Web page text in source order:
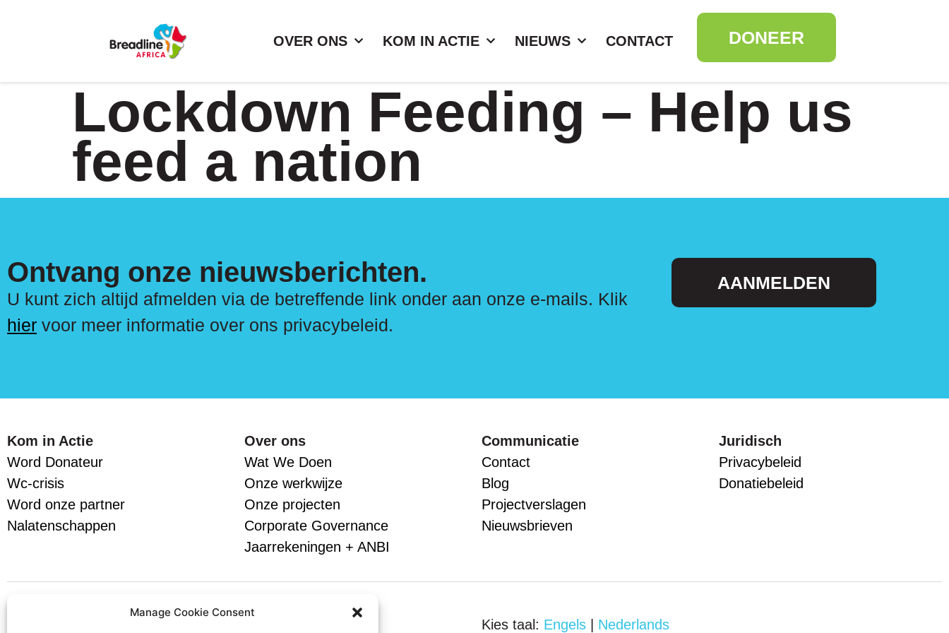
Manage Cookie Consent
OVER ONS KOM IN ACTIE NIEUWS CONTACT DONEER
Lockdown Feeding – Help us
feed a nation
Ontvang onze nieuwsberichten.
U kunt zich altijd afmelden via de betreffende link onder aan onze e-mails. Klik
hier voor meer informatie over ons privacybeleid.
AANMELDEN
Kom in Actie
Word Donateur
Wc-crisis
Word onze partner
Nalatenschappen
Over ons
Wat We Doen
Onze werkwijze
Onze projecten
Corporate Governance
Jaarrekeningen + ANBI
Communicatie
Contact
Blog
Projectverslagen
Nieuwsbrieven
Juridisch
Privacybeleid
Donatiebeleid
Kies taal: Engels | Nederlands